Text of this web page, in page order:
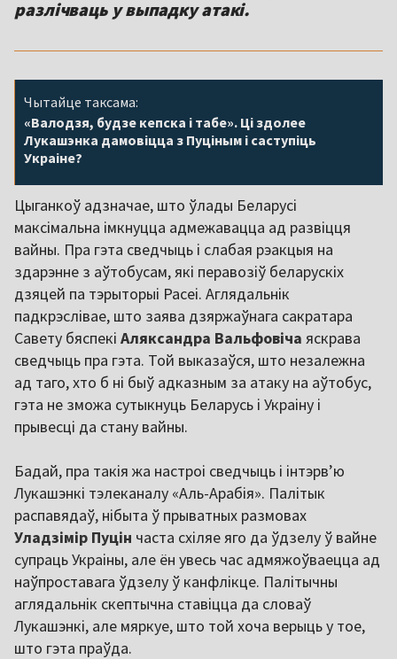
Чытайце таксама:
«Валодзя, будзе кепска і табе». Ці здолее
Лукашэнка дамовіцца з Пуціным і саступіць
Украіне?
Цыганкоў адзначае, што ўлады Беларусі
максімальна імкнуцца адмежавацца ад развіцця
вайны. Пра гэта сведчыць і слабая рэакцыя на
здарэнне з аўтобусам, які перавозіў беларускіх
дзяцей па тэрыторыі Расеі. Аглядальнік
падкрэслівае, што заява дзяржаўнага сакратара
Савету бяспекі Аляксандра Вальфовіча яскрава
сведчыць пра гэта. Той выказаўся, што незалежна
ад таго, хто б ні быў адказным за атаку на аўтобус,
гэта не зможа сутыкнуць Беларусь і Украіну і
прывесці да стану вайны.
Бадай, пра такія жа настроі сведчыць і інтэрв’ю
Лукашэнкі тэлеканалу «Аль-Арабія». Палітык
распавядаў, нібыта ў прыватных размовах
Уладзімір Пуцін часта схіляе яго да ўдзелу ў вайне
супраць Украіны, але ён увесь час адмяжоўваецца ад
наўпроставага ўдзелу ў канфлікце. Палітычны
аглядальнік скептычна ставіцца да словаў
Лукашэнкі, але мяркуе, што той хоча верыць у тое,
што гэта праўда.